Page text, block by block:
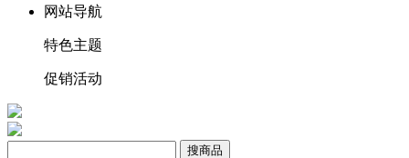
网站导航
特色主题
促销活动
搜商品